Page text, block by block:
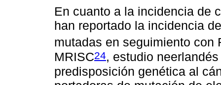
En cuanto a la incidencia de
han reportado la incidencia
mutadas en seguimiento con
MRISC24, estudio
predisposición genética al